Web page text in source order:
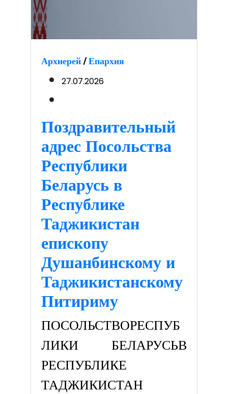
Архиерей/Епархия
27.07.2026
Поздравительный
адрес Посольства
Республики
Беларусь в
Республике
Таджикистан
епископу
Душанбинскому и
Таджикистанскому
Питириму
ПОСОЛЬСТВОРЕСПУБ
ЛИКИ БЕЛАРУСЬВ
РЕСПУБЛИКЕ
ТАДЖИКИСТАН